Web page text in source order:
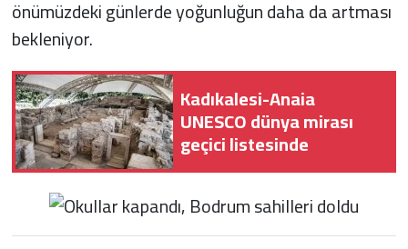
önümüzdeki günlerde yoğunluğun daha da artması
bekleniyor.
Kadıkalesi-Anaia
UNESCO dünya mirası
geçici listesinde